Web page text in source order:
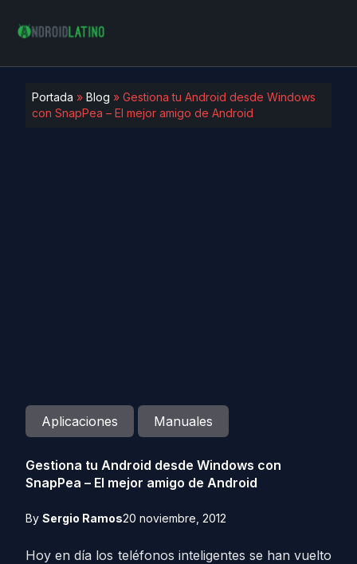
Portada » Blog » Gestiona tu Android desde Windows
con SnapPea – El mejor amigo de Android
Aplicaciones Manuales
Gestiona tu Android desde Windows con
SnapPea – El mejor amigo de Android
By Sergio Ramos20 noviembre, 2012
Hoy en día los teléfonos inteligentes se han vuelto